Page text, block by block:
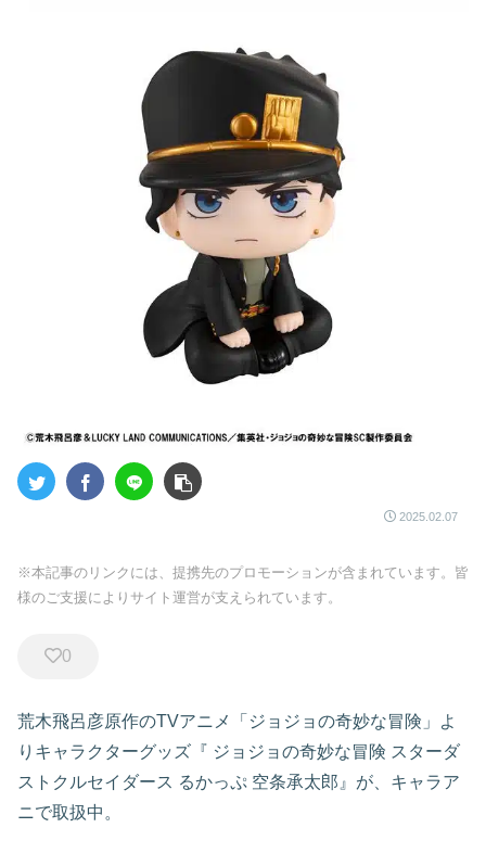
2025.02.07
※本記事のリンクには、提携先のプロモーションが含まれています。皆
様のご支援によりサイト運営が支えられています。
0
荒木飛呂彦原作のTVアニメ「ジョジョの奇妙な冒険」よ
りキャラクターグッズ『 ジョジョの奇妙な冒険 スターダ
ストクルセイダース るかっぷ 空条承太郎』が、キャラア
ニで取扱中。